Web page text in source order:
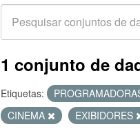
1 conjunto de
Etiquetas:
CINEMA
EXIBIDORES